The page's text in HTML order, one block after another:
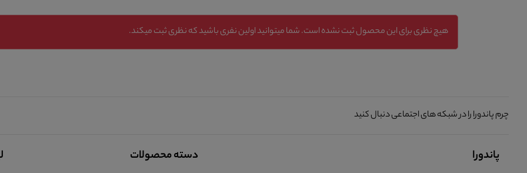
هیچ نظری برای این محصول ثبت نشده است. شما میتوانید اولین نفری باشید که نظری ثبت میکند.
چرم پاندورا را در شبکه های اجتماعی دنبال کنید
پاندورا دسته محصولات